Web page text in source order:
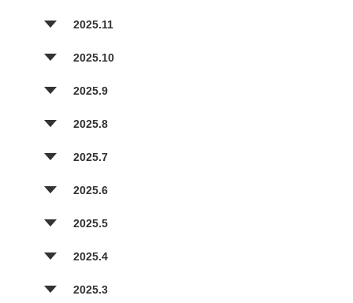
2025.11
2025.10
2025.9
2025.8
2025.7
2025.6
2025.5
2025.4
2025.3